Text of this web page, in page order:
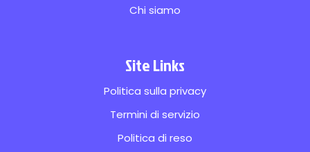
Chi siamo
Site Links
Politica sulla privacy
Termini di servizio
Politica di reso